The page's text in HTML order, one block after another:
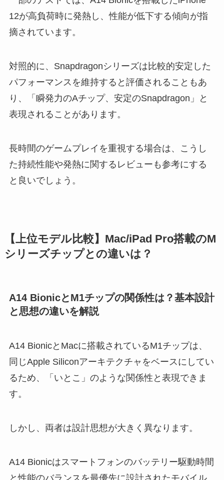
12が高負荷時に発熱し、性能が低下する傾向が指
摘されています。
対照的に、Snapdragonシリーズは比較的安定した
パフォーマンスを維持すると評価されることもあ
り、「瞬発力のAチップ、安定のSnapdragon」と
表現されることがあります。
長時間のゲームプレイを重視する場合は、こうし
た持続性能や発熱に関するレビューも参考にする
と良いでしょう。
【上位モデル比較】Mac/iPad Pro搭載のM
シリーズチップとの違いは？
A14 BionicとM1チップの関係性は？基本設計
と思想の違いを解説
A14 BionicとMacに搭載されているM1チップは、
同じApple Siliconアーキテクチャをベースにしてい
るため、「いとこ」のような関係性と表現できま
す。
しかし、両者は設計思想が大きく異なります。
A14 Bionicはスマートフォンのバッテリー駆動時間